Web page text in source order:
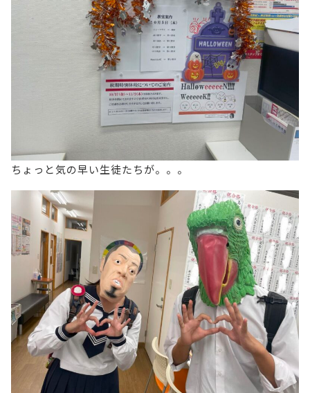
ちょっと気の早い生徒たちが。。。